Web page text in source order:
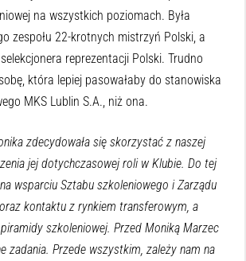
na wszystkich poziomach. Była
zespołu 22-krotnych mistrzyń Polski, a
reprezentacji Polski. Trudno
która lepiej pasowałaby do stanowiska
MKS Lublin S.A., niż ona.
zdecydowała się skorzystać z naszej
jej dotychczasowej roli w Klubie. Do tej
wsparciu Sztabu szkoleniowego i Zarządu
kontaktu z rynkiem transferowym, a
szkoleniowej. Przed Moniką Marzec
zadania. Przede wszystkim, zależy nam na